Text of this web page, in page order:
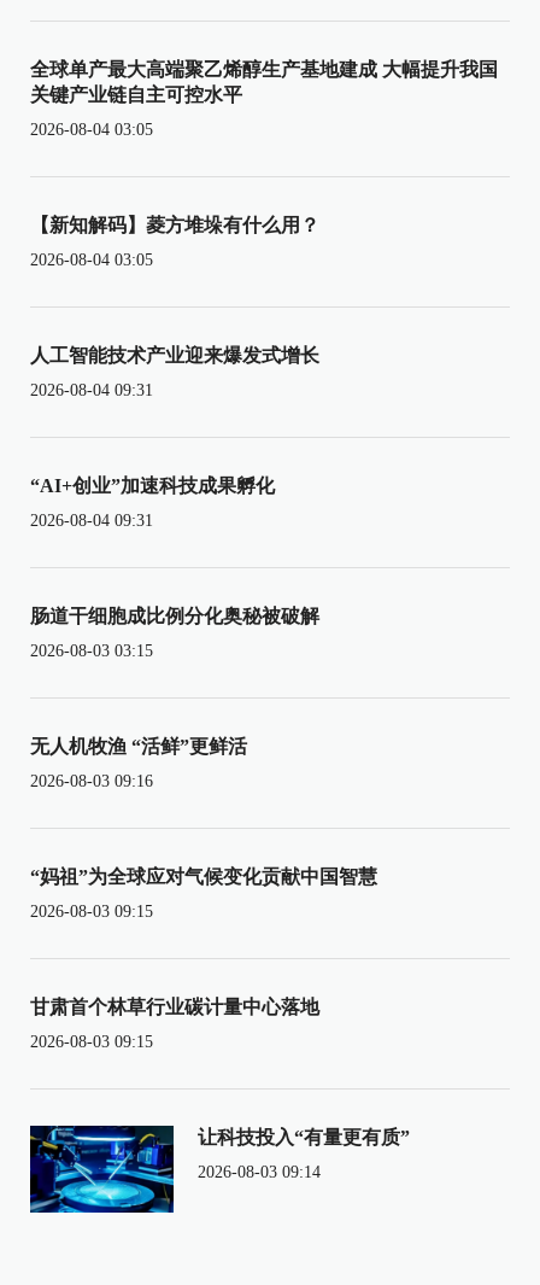
全球单产最大高端聚乙烯醇生产基地建成 大幅提升我国
关键产业链自主可控水平
2026-08-04 03:05
【新知解码】菱方堆垛有什么用？
2026-08-04 03:05
人工智能技术产业迎来爆发式增长
2026-08-04 09:31
“AI+创业”加速科技成果孵化
2026-08-04 09:31
肠道干细胞成比例分化奥秘被破解
2026-08-03 03:15
无人机牧渔 “活鲜”更鲜活
2026-08-03 09:16
“妈祖”为全球应对气候变化贡献中国智慧
2026-08-03 09:15
甘肃首个林草行业碳计量中心落地
2026-08-03 09:15
让科技投入“有量更有质”
2026-08-03 09:14